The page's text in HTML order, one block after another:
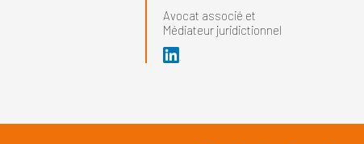
Avocat associé et
Médiateur juridictionnel